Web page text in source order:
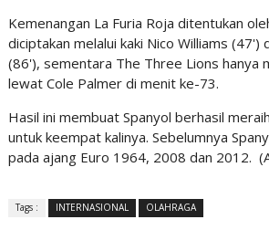
Kemenangan La Furia Roja ditentukan
diciptakan melalui kaki Nico Williams (47')
(86'), sementara The Three Lions hanya
lewat Cole Palmer di menit ke-73.
Hasil ini membuat Spanyol berhasil
untuk keempat kalinya. Sebelumnya
pada ajang Euro 1964, 2008 dan 2012.
Tags : INTERNASIONAL OLAHRAGA